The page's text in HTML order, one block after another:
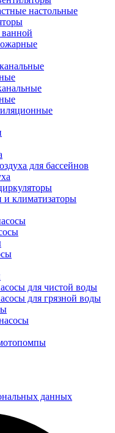
настольные
для бассейнов
и климатизаторы
для чистой воды
для грязной воды
данных